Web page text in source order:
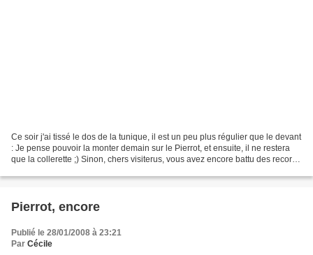
Ce soir j'ai tissé le dos de la tunique, il est un peu plus régulier que le devant
: Je pense pouvoir la monter demain sur le Pierrot, et ensuite, il ne restera
que la collerette ;) Sinon, chers visiterus, vous avez encore battu des records
Pierrot, encore
Publié le 28/01/2008 à 23:21
Par Cécile